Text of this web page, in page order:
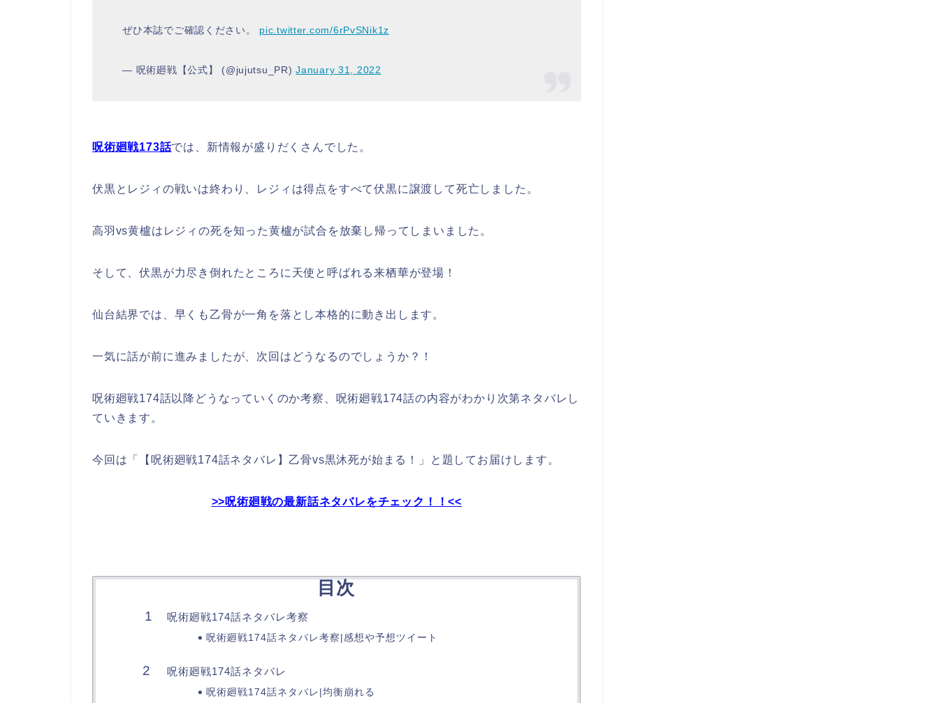
ぜひ本誌でご確認ください。 pic.twitter.com/6rPvSNik1z
— 呪術廻戦【公式】 (@jujutsu_PR)January 31, 2022
呪術廻戦173話では、新情報が盛りだくさんでした。
伏黒とレジィの戦いは終わり、レジィは得点をすべて伏黒に譲渡して死亡しました。
高羽vs黄櫨はレジィの死を知った黄櫨が試合を放棄し帰ってしまいました。
そして、伏黒が力尽き倒れたところに天使と呼ばれる来栖華が登場！
仙台結界では、早くも乙骨が一角を落とし本格的に動き出します。
一気に話が前に進みましたが、次回はどうなるのでしょうか？！
呪術廻戦174話以降どうなっていくのか考察、呪術廻戦174話の内容がわかり次第ネタバレし
ていきます。
今回は「【呪術廻戦174話ネタバレ】乙骨vs黒沐死が始まる！」と題してお届けします。
>>呪術廻戦の最新話ネタバレをチェック！！<<
目次
呪術廻戦174話ネタバレ考察
呪術廻戦174話ネタバレ考察|感想や予想ツイート
呪術廻戦174話ネタバレ
呪術廻戦174話ネタバレ|均衡崩れる